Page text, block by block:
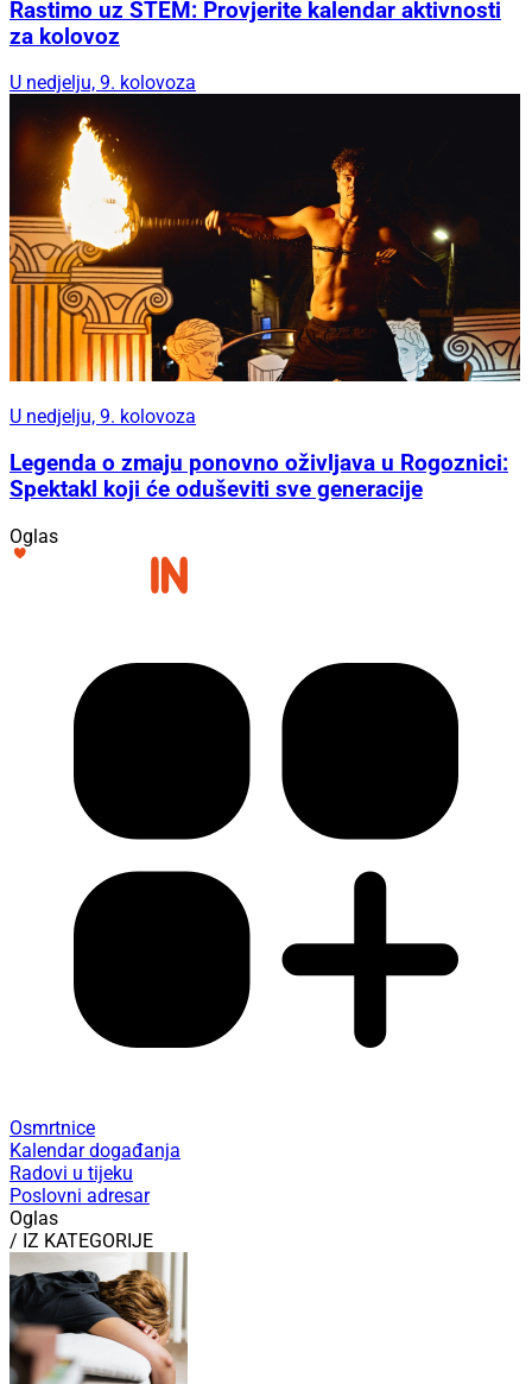
Rastimo uz STEM: Provjerite kalendar aktivnosti
za kolovoz
U nedjelju, 9. kolovoza
U nedjelju, 9. kolovoza
Legenda o zmaju ponovno oživljava u Rogoznici:
Spektakl koji će oduševiti sve generacije
Oglas
Osmrtnice
Kalendar događanja
Radovi u tijeku
Poslovni adresar
Oglas
/ IZ KATEGORIJE